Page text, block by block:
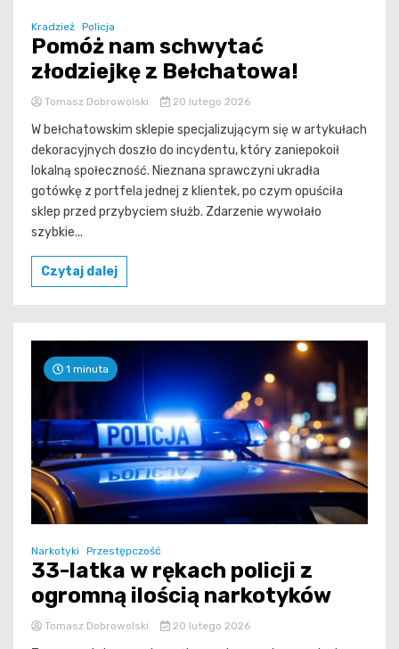
Kradzież Policja
Pomóż nam schwytać
złodziejkę z Bełchatowa!
Tomasz Dobrowolski 20 lutego 2026
W bełchatowskim sklepie specjalizującym się w artykułach
dekoracyjnych doszło do incydentu, który zaniepokoił
lokalną społeczność. Nieznana sprawczyni ukradła
gotówkę z portfela jednej z klientek, po czym opuściła
sklep przed przybyciem służb. Zdarzenie wywołało
szybkie...
Czytaj dalej
1 minuta
Narkotyki Przestępczość
33-latka w rękach policji z
ogromną ilością narkotyków
Tomasz Dobrowolski 20 lutego 2026